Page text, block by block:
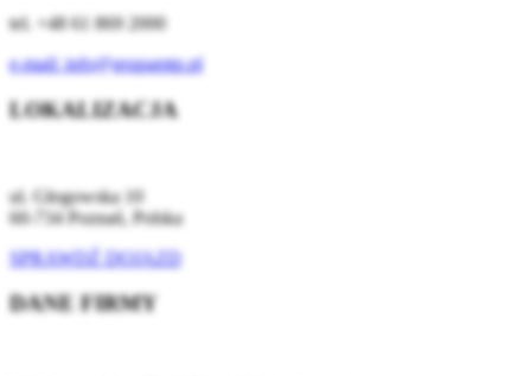
tel. +48 61 869 2000
e-mail:info@grupamtp.pl
LOKALIZACJA
ul. Głogowska 10
60-734 Poznań, Polska
SPRAWDŹ DOJAZD
DANE FIRMY